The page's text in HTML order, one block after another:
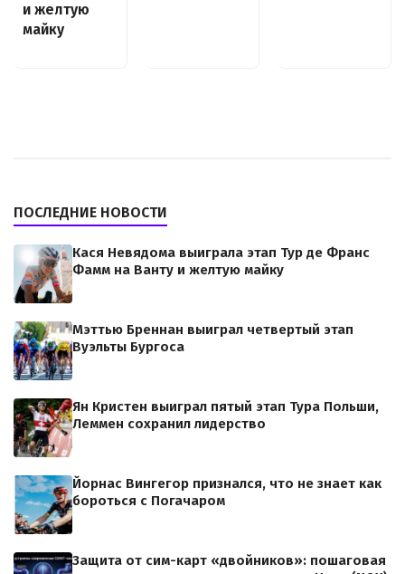
и желтую
майку
ПОСЛЕДНИЕ НОВОСТИ
Кася Невядома выиграла этап Тур де Франс
Фамм на Ванту и желтую майку
Мэттью Бреннан выиграл четвертый этап
Вуэльты Бургоса
Ян Кристен выиграл пятый этап Тура Польши,
Леммен сохранил лидерство
Йорнас Вингегор признался, что не знает как
бороться с Погачаром
Защита от сим-карт «двойников»: пошаговая